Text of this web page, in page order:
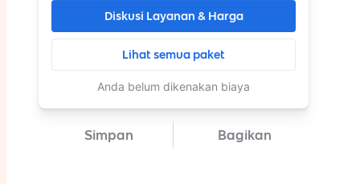
Diskusi Layanan & Harga
Lihat semua paket
Anda belum dikenakan biaya
Simpan Bagikan